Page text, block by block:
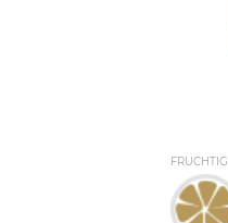
FRUCHTIG